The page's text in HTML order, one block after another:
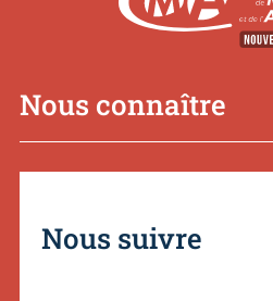
Nous connaître
Nous suivre